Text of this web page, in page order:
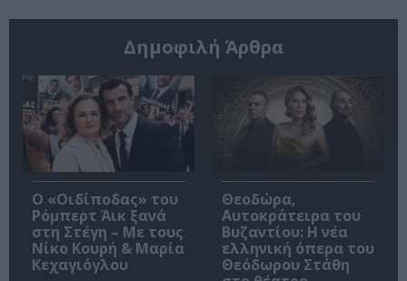
Δημοφιλή Άρθρα
O «Οιδίποδας» του
Ρόμπερτ Άικ ξανά
στη Στέγη – Με τους
Νίκο Κουρή & Μαρία
Κεχαγιόγλου
Θεοδώρα,
Αυτοκράτειρα του
Βυζαντίου: Η νέα
ελληνική όπερα του
Θεόδωρου Στάθη